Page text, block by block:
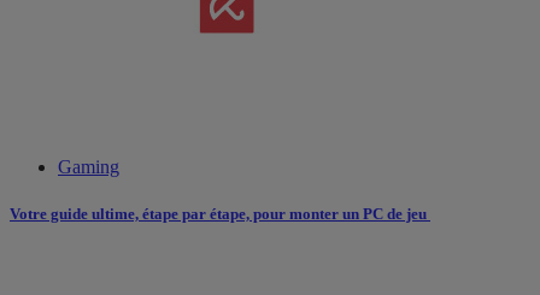
Gaming
Votre guide ultime, étape par étape, pour monter un PC de jeu